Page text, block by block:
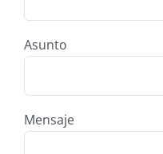
Asunto
Mensaje